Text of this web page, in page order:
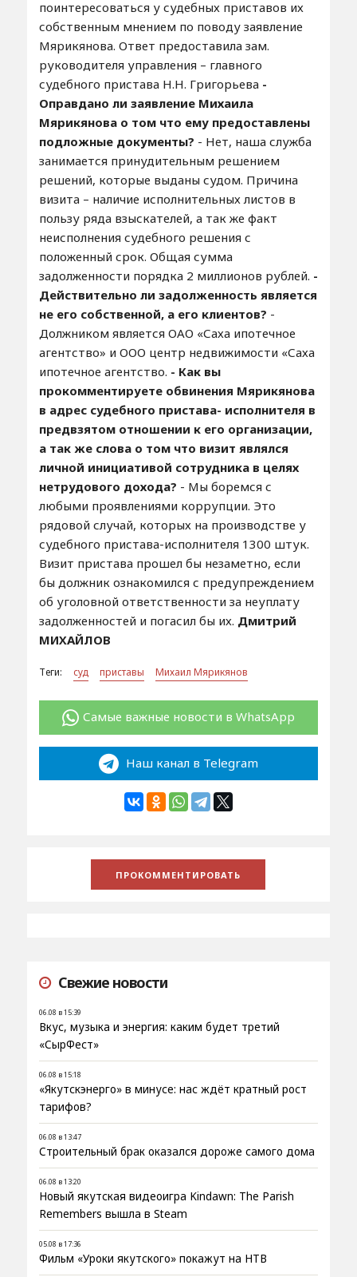
поинтересоваться у судебных приставов их
собственным мнением по поводу заявление
Мярикянова. Ответ предоставила зам.
руководителя управления – главного
судебного пристава Н.Н. Григорьева -
Оправдано ли заявление Михаила
Мярикянова о том что ему предоставлены
подложные документы? - Нет, наша служба
занимается принудительным решением
решений, которые выданы судом. Причина
визита – наличие исполнительных листов в
пользу ряда взыскателей, а так же факт
неисполнения судебного решения с
положенный срок. Общая сумма
задолженности порядка 2 миллионов рублей. -
Действительно ли задолженность является
не его собственной, а его клиентов? -
Должником является ОАО «Саха ипотечное
агентство» и ООО центр недвижимости «Саха
ипотечное агентство. - Как вы
прокомментируете обвинения Мярикянова
в адрес судебного пристава- исполнителя в
предвзятом отношении к его организации,
а так же слова о том что визит являлся
личной инициативой сотрудника в целях
нетрудового дохода? - Мы боремся с
любыми проявлениями коррупции. Это
рядовой случай, которых на производстве у
судебного пристава-исполнителя 1300 штук.
Визит пристава прошел бы незаметно, если
бы должник ознакомился с предупреждением
об уголовной ответственности за неуплату
задолженностей и погасил бы их. Дмитрий
МИХАЙЛОВ
Теги: суд приставы Михаил Мярикянов
Самые важные новости в WhatsApp
Наш канал в Telegram
Свежие новости
06.08 в 15:39
Вкус, музыка и энергия: каким будет третий
«СырФест»
06.08 в 15:18
«Якутскэнерго» в минусе: нас ждёт кратный рост
тарифов?
06.08 в 13:47
Строительный брак оказался дороже самого дома
06.08 в 13:20
Новый якутская видеоигра Kindawn: The Parish
Remembers вышла в Steam
05.08 в 17:36
Фильм «Уроки якутского» покажут на НТВ